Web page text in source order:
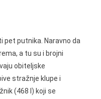
pet putnika. Naravno da
a tu su i brojni
obiteljske
stražnje klupe i
(468 l) koji se